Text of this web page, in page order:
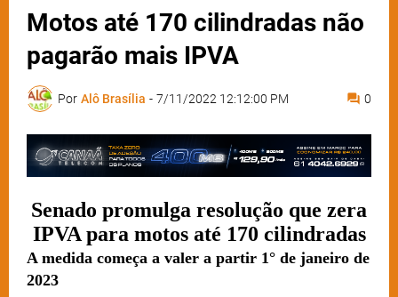
Motos até 170 cilindradas não
pagarão mais IPVA
Por Alô Brasília - 7/11/2022 12:12:00 PM 0
Senado promulga resolução que zera
IPVA para motos até 170 cilindradas
A medida começa a valer a partir 1° de janeiro de
2023